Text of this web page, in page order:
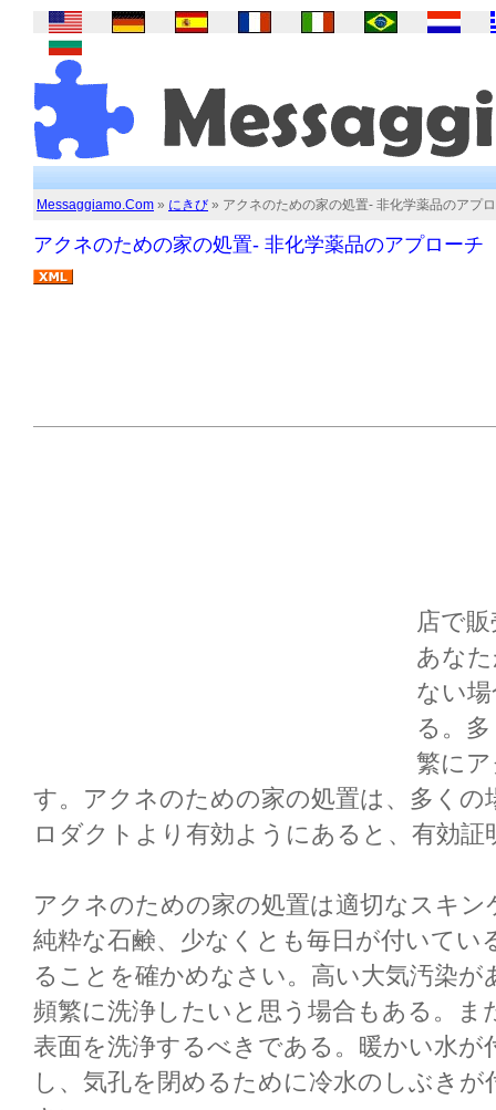
Messaggiamo.Com » にきび » アクネのための家の処置- 非化学薬品のアプ
アクネのための家の処置- 非化学薬品のアプローチ
店で
あな
ない
る。
繁に
す。アクネのための家の処置は、多く
ロダクトより有効ようにあると、有効証
アクネのための家の処置は適切なスキ
純粋な石鹸、少なくとも毎日が付いてい
ることを確かめなさい。高い大気汚染
頻繁に洗浄したいと思う場合もある。
表面を洗浄するべきである。暖かい水
し、気孔を閉めるために冷水のしぶき